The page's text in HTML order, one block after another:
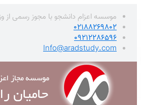
موسسه اعزام دانشجو با مجوز رسمی از
02188269802
09212286596
Info@aradstudy.com